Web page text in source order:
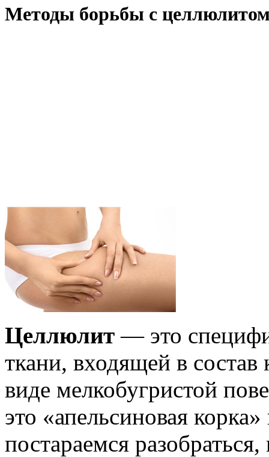
Методы борьбы с
Целлюлит — это
ткани, входящей в состав
виде мелкобугристой
это «апельсиновая
постараемся